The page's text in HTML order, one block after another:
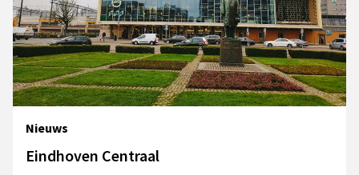
Nieuws
Eindhoven Centraal